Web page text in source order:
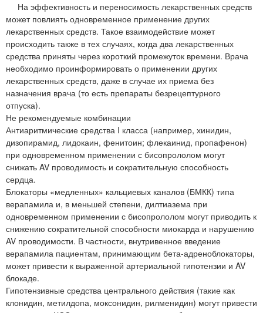
На эффективность и переносимость лекарственных средств
может повлиять одновременное применение других
лекарственных средств. Такое взаимодействие может
происходить также в тех случаях, когда два лекарственных
средства приняты через короткий промежуток времени. Врача
необходимо проинформировать о применении других
лекарственных средств, даже в случае их приема без
назначения врача (то есть препараты безрецептурного
отпуска).
Не рекомендуемые комбинации
Антиаритмические средства I класса (например, хинидин,
дизопирамид, лидокаин, фенитоин; флекаинид, пропафенон)
при одновременном применении с бисопрололом могут
снижать AV проводимость и сократительную способность
сердца.
Блокаторы «медленных» кальциевых каналов (БМКК) типа
верапамила и, в меньшей степени, дилтиазема при
одновременном применении с бисопрололом могут приводить к
снижению сократительной способности миокарда и нарушению
AV проводимости. В частности, внутривенное введение
верапамила пациентам, принимающим бета-адреноблокаторы,
может привести к выраженной артериальной гипотензии и AV
блокаде.
Гипотензивные средства центрального действия (такие как
клонидин, метилдопа, моксонидин, рилменидин) могут привести